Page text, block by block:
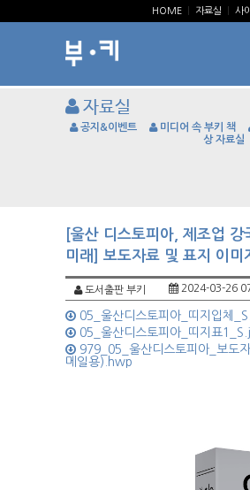
HOME 자료실 사
자료실
공지&이벤트 미디어 속 부키 책
상 자료실
[울산 디스토피아, 제조업 강
미래] 보도자료 및 표지 이미
도서출판 부키 2024-03-26
05_울산디스토피아_띠지입체
05_울산디스토피아_띠지표
979_05_울산디스토피아_보도
메일용).hwp